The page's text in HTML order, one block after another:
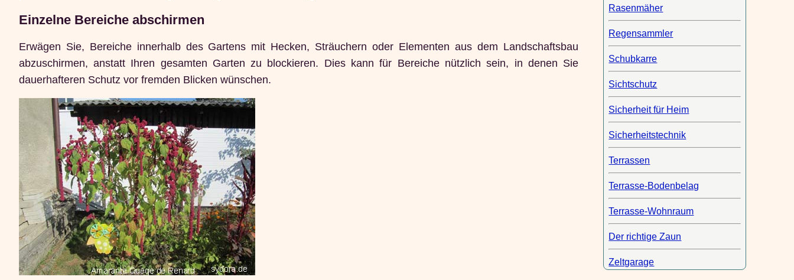
Einzelne Bereiche abschirmen
Erwägen Sie, Bereiche innerhalb des Gartens mit Hecken, Sträuchern oder Elementen aus dem Landschaftsbau
abzuschirmen, anstatt Ihren gesamten Garten zu blockieren. Dies kann für Bereiche nützlich sein, in denen Sie
dauerhafteren Schutz vor fremden Blicken wünschen.
Rasenmäher
Regensammler
Schubkarre
Sichtschutz
Sicherheit für Heim
Sicherheitstechnik
Terrassen
Terrasse-Bodenbelag
Terrasse-Wohnraum
Der richtige Zaun
Zeltgarage